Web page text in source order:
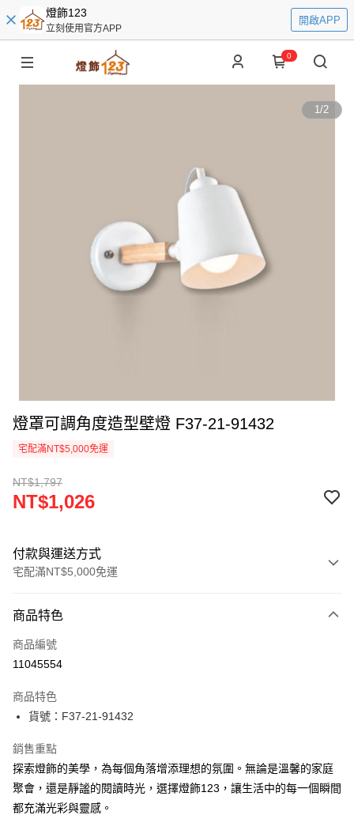
燈飾123
立刻使用官方APP
開啟APP
0
1/2
燈罩可調角度造型壁燈 F37-21-91432
宅配滿NT$5,000免運
NT$1,797
NT$1,026
付款與運送方式
宅配滿NT$5,000免運
信用卡一次付款
LINE Pay
街口支付
悠遊付
Google Pay
全盈+PAY
商品特色
商品編號
11045554
商品特色
貨號：F37-21-91432
銷售重點
探索燈飾的美學，為每個角落增添理想的氛圍。無論是溫馨的家庭
聚會，還是靜謐的閱讀時光，選擇燈飾123，讓生活中的每一個瞬間
都充滿光彩與靈感。